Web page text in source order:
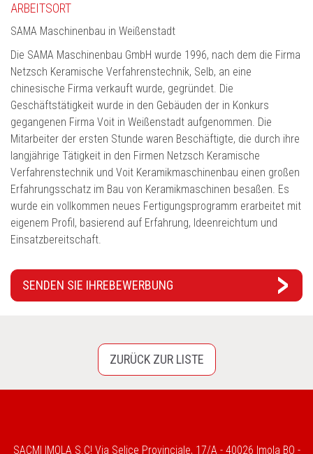
ARBEITSORT
SAMA Maschinenbau in Weißenstadt
Die SAMA Maschinenbau GmbH wurde 1996, nach dem die Firma
Netzsch Keramische Verfahrenstechnik, Selb, an eine
chinesische Firma verkauft wurde, gegründet. Die
Geschäftstätigkeit wurde in den Gebäuden der in Konkurs
gegangenen Firma Voit in Weißenstadt aufgenommen. Die
Mitarbeiter der ersten Stunde waren Beschäftigte, die durch ihre
langjährige Tätigkeit in den Firmen Netzsch Keramische
Verfahrenstechnik und Voit Keramikmaschinenbau einen großen
Erfahrungsschatz im Bau von Keramikmaschinen besaßen. Es
wurde ein vollkommen neues Fertigungsprogramm erarbeitet mit
eigenem Profil, basierend auf Erfahrung, Ideenreichtum und
Einsatzbereitschaft.
SENDEN SIE IHREBEWERBUNG
ZURÜCK ZUR LISTE
SACMI IMOLA S.C! Via Selice Provinciale, 17/A - 40026 Imola BO -